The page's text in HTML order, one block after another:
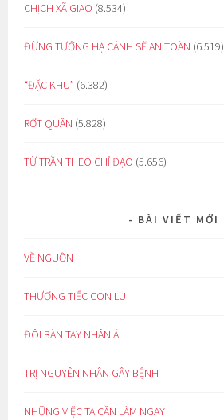
CHỊCH XÃ GIAO (8.534)
ĐỪNG TƯỞNG HẠ CÁNH SẼ AN TOÀN (6.519)
“ĐẶC KHU” (6.382)
RỚT QUẦN (5.828)
TỪ TRẦN THEO CHỈ ĐẠO (5.656)
BÀI VIẾT MỚI
VỀ NGUỒN
THƯƠNG TIẾC CON LU
ĐÔI BÀN TAY NHÂN ÁI
TRỊ NGUYÊN NHÂN GÂY BỆNH
NHỮNG VIỆC TA CẦN LÀM NGAY